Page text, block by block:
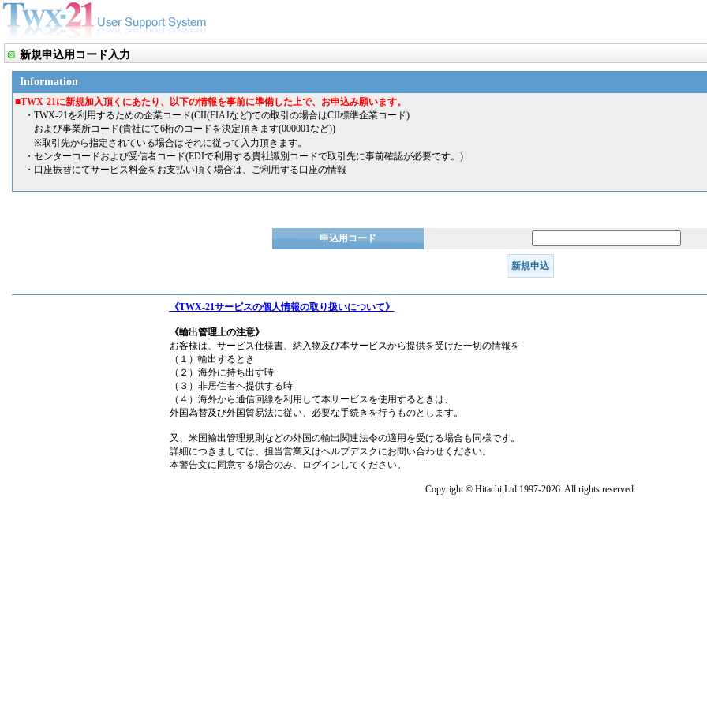
新規申込用コード入力
Information
■TWX-21に新規加入頂くにあたり、以下の情報を事前に準備した上で、お申込み願います。
・TWX-21を利用するための企業コード(CII(EIAJなど)での取引の場合はCII標準企業コード)
および事業所コード(貴社にて6桁のコードを決定頂きます(000001など))
※取引先から指定されている場合はそれに従って入力頂きます。
・センターコードおよび受信者コード(EDIで利用する貴社識別コードで取引先に事前確認が必要です。)
・口座振替にてサービス料金をお支払い頂く場合は、ご利用する口座の情報
申込用コード
《TWX-21サービスの個人情報の取り扱いについて》
《輸出管理上の注意》
お客様は、サービス仕様書、納入物及び本サービスから提供を受けた一切の情報を
（１）輸出するとき
（２）海外に持ち出す時
（３）非居住者へ提供する時
（４）海外から通信回線を利用して本サービスを使用するときは、
外国為替及び外国貿易法に従い、必要な手続きを行うものとします。
又、米国輸出管理規則などの外国の輸出関連法令の適用を受ける場合も同様です。
詳細につきましては、担当営業又はヘルプデスクにお問い合わせください。
本警告文に同意する場合のみ、ログインしてください。
Copyright © Hitachi,Ltd 1997-2026. All rights reserved.